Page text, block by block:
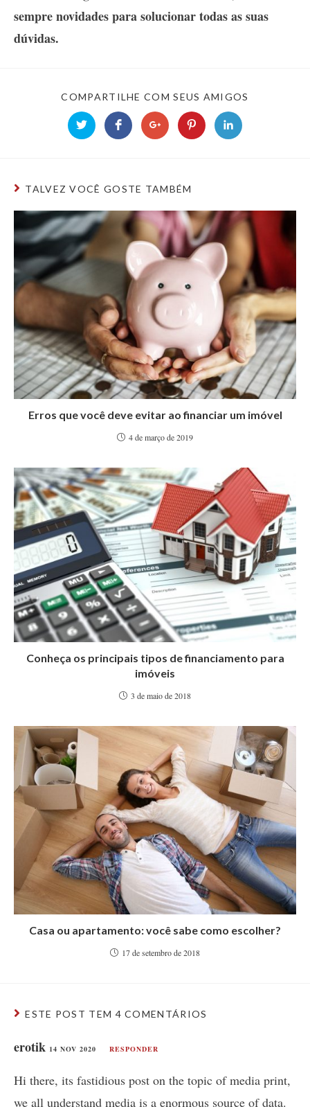
sempre novidades para solucionar todas as suas
dúvidas.
COMPARTILHE COM SEUS AMIGOS
Opens
in
Opens
in
Opens
in
Opens
in
Opens
in
TALVEZ VOCÊ GOSTE TAMBÉM
Erros que você deve evitar ao financiar um imóvel
4 de março de 2019
Conheça os principais tipos de financiamento para
imóveis
3 de maio de 2018
Casa ou apartamento: você sabe como escolher?
17 de setembro de 2018
ESTE POST TEM 4 COMENTÁRIOS
erotik 14 NOV 2020 RESPONDER
Hi there, its fastidious post on the topic of media print,
we all understand media is a enormous source of data.